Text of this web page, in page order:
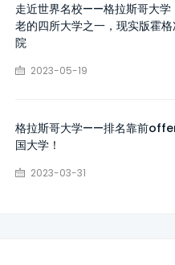
走近世界名校——格拉斯哥大学
老的四所大学之一，现实版霍
院
2023-05-19
格拉斯哥大学——排名靠前
国大学！
2023-03-31